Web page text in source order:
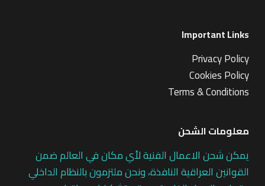
Important Links
Privacy Policy
Cookies Policy
Terms & Conditions
معلومات الشحن
يمكن شحن الاعمال الفنية لأي مكان في العالم ضمن
القوانين العراقية النافذة، ونحن ملتزمون بالنظام الداخلي